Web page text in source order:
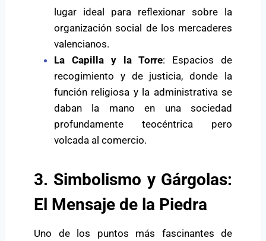
lugar ideal para reflexionar sobre la
organización social de los mercaderes
valencianos.
La Capilla y la Torre: Espacios de
recogimiento y de justicia, donde la
función religiosa y la administrativa se
daban la mano en una sociedad
profundamente teocéntrica pero
volcada al comercio.
3. Simbolismo y Gárgolas:
El Mensaje de la Piedra
Uno de los puntos más fascinantes de